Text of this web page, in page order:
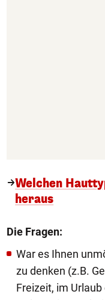
Welchen
heraus
Die Fragen:
War es Ihnen
zu denken (z.B.
Freizeit, im